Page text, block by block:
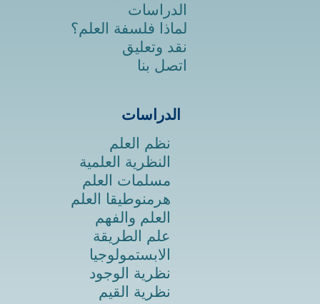
الدراسات
لماذا فلسفة العلم؟
نقد وتعليق
اتصل بنا
الدراسات
نظم العلم
النظرية العلمية
مسلمات العلم
هرمنوطيقا العلم
العلم والفهم
علم الطريقة
الابستمولوجيا
نظرية الوجود
نظرية القيم